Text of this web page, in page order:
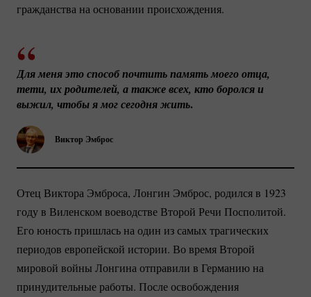
гражданства на основании происхождения.
Виктор Эмброс
Для меня это способ почтить память моего отца,
тети, их родителей, а также всех, кто боролся и
выжил, чтобы я мог сегодня жить.
Отец Виктора Эмброса, Лонгин Эмброс, родился в 1923
году в Виленском воеводстве Второй Речи Посполитой.
Его юность пришлась на один из самых трагических
периодов европейской истории. Во время Второй
мировой войны Лонгина отправили в Германию на
принудительные работы. После освобождения